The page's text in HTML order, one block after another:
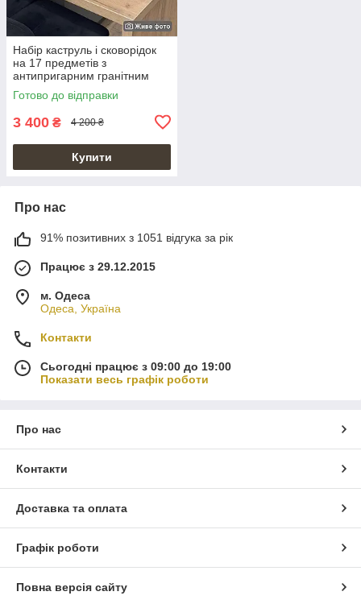
Набір каструль і сковорідок
на 17 предметів з
антипригарним гранітним
покриттям
Готово до відправки
3 400 ₴ 4 200 ₴
Купити
Про нас
91% позитивних з 1051 відгука за рік
Працює з 29.12.2015
м. Одеса
Одеса, Україна
Контакти
Сьогодні працює з 09:00 до 19:00
Показати весь графік роботи
Про нас
Контакти
Доставка та оплата
Графік роботи
Повна версія сайту